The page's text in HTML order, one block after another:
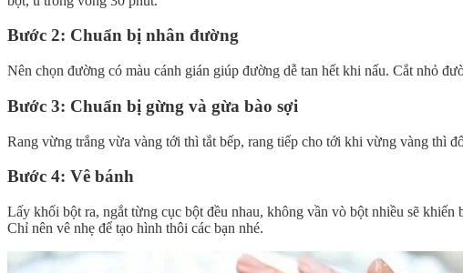
Bước 2: Chuẩn bị nhân đường
Nên chọn đường có màu cánh gián giúp đường dễ tan hết khi nấu. Cắt nhỏ
Bước 3: Chuẩn bị gừng và gừa bào sợi
Rang vừng trắng vừa vàng tới thì tắt bếp, rang tiếp cho tới khi vừng vàng thì
Bước 4: Vê bánh
Lấy khối bột ra, ngắt từng cục bột đều nhau, không vần vò bột nhiều sẽ
Chỉ nên vê nhẹ để tạo hình thôi các bạn nhé.